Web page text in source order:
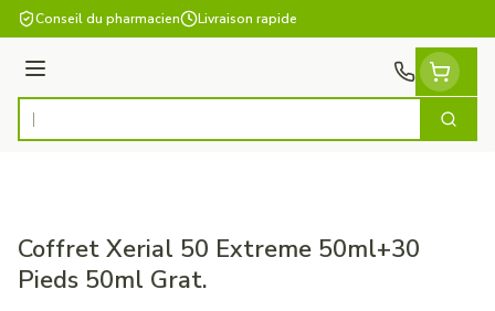
Aller au contenu
Conseil du pharmacien Livraison rapide
Menu
Rechercher
Coffret Xerial 50 Extreme 50ml+30
Pieds 50ml Grat.